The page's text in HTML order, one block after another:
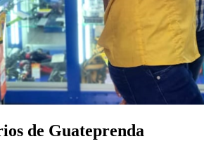
de Guateprenda